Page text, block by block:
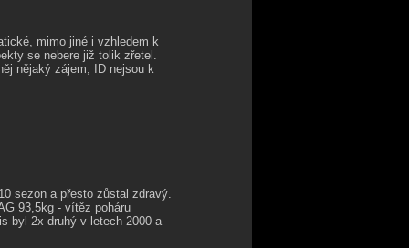
mimo jiné i vzhledem k
se nebere již tolik zřetel.
nějaký zájem, ID nejsou k
10 sezon a přesto zůstal zdravý.
93,5kg - vítěz poháru
byl 2x druhý v letech 2000 a